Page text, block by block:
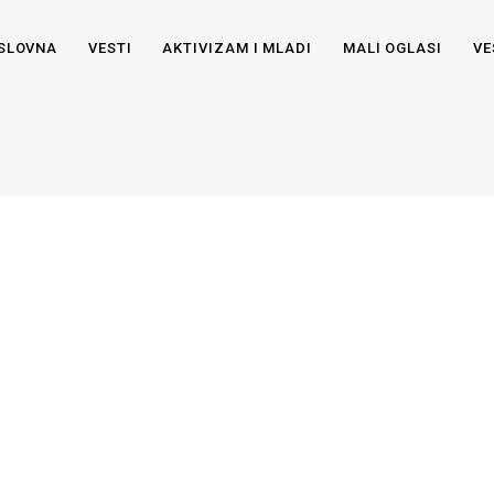
VESTI AKTIVIZAM I MLADI MALI OGLASI